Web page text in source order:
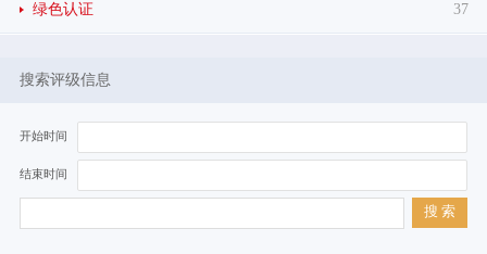
绿色认证 37
搜索评级信息
开始时间
结束时间
搜 索